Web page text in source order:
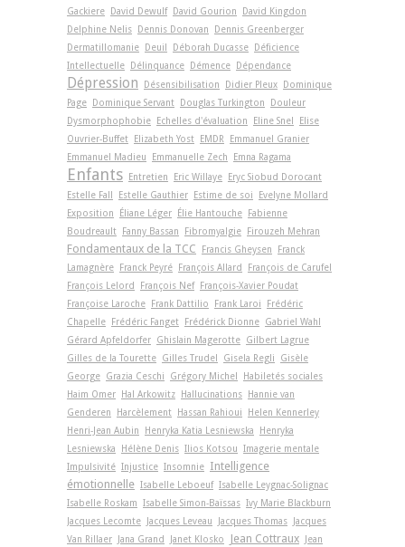
Gackiere
David Dewulf David Gourion
David Kingdon
Delphine Nelis
Dennis Donovan
Dennis Greenberger
Dermatillomanie
Deuil Déborah Ducasse
Déficience
Intellectuelle
Délinquance Démence Dépendance
Dépression Désensibilisation Didier Pleux
Dominique
Page
Dominique Servant Douglas Turkington
Douleur
Dysmorphophobie
Echelles d'évaluation Eline Snel
Elise
Ouvrier-Buffet
Elizabeth Yost EMDR
Emmanuel Granier
Emmanuel Madieu
Emmanuelle Zech Emna Ragama
Enfants Entretien Eric Willaye
Eryc Siobud Dorocant
Estelle Fall
Estelle Gauthier Estime de soi
Evelyne Mollard
Exposition
Éliane Léger Élie Hantouche
Fabienne
Boudreault
Fanny Bassan Fibromyalgie Firouzeh Mehran
Fondamentaux de la TCC Francis Gheysen
Franck
Lamagnère
Franck Peyré François Allard
François de Carufel
François Lelord
François Nef
François-Xavier Poudat
Françoise Laroche
Frank Dattilio Frank Laroi
Frédéric
Chapelle
Frédéric Fanget Frédérick Dionne Gabriel Wahl
Gérard Apfeldorfer Ghislain Magerotte Gilbert Lagrue
Gilles de la Tourette Gilles Trudel Gisela Regli
Gisèle
George Grazia Ceschi Grégory Michel
Habiletés sociales
Haim Omer
Hal Arkowitz Hallucinations
Hannie van
Genderen
Harcèlement Hassan Rahioui
Helen Kennerley
Henri-Jean Aubin
Henryka Katia Lesniewska
Henryka
Lesniewska
Hélène Denis Ilios Kotsou Imagerie mentale
Impulsivité Injustice Insomnie Intelligence
émotionnelle Isabelle Leboeuf Isabelle Leygnac-Solignac
Isabelle Roskam Isabelle Simon-Baïssas Ivy Marie Blackburn
Jacques Lecomte
Jacques Leveau Jacques Thomas
Jacques
Van Rillaer
Jana Grand Janet Klosko Jean Cottraux
Jean